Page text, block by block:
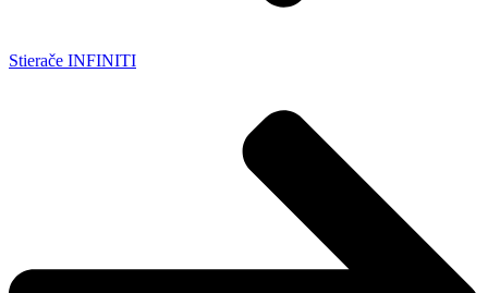
Stierače INFINITI